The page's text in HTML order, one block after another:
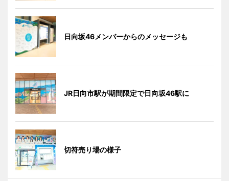
日向坂46メンバーからのメッセージも
JR日向市駅が期間限定で日向坂46駅に
切符売り場の様子